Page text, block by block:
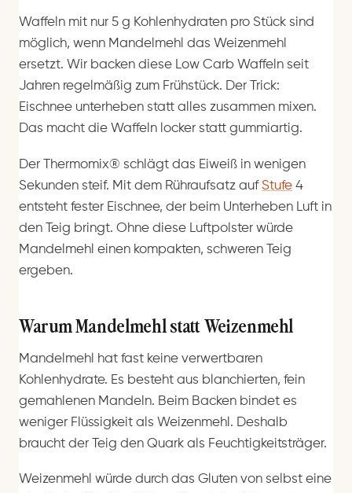
Waffeln mit nur 5 g Kohlenhydraten pro Stück sind
möglich, wenn Mandelmehl das Weizenmehl
ersetzt. Wir backen diese Low Carb Waffeln seit
Jahren regelmäßig zum Frühstück. Der Trick:
Eischnee unterheben statt alles zusammen mixen.
Das macht die Waffeln locker statt gummiartig.
Der Thermomix® schlägt das Eiweiß in wenigen
Sekunden steif. Mit dem Rühraufsatz aufStufe 4
entsteht fester Eischnee, der beim Unterheben Luft in
den Teig bringt. Ohne diese Luftpolster würde
Mandelmehl einen kompakten, schweren Teig
ergeben.
Warum Mandelmehl statt Weizenmehl
Mandelmehl hat fast keine verwertbaren
Kohlenhydrate. Es besteht aus blanchierten, fein
gemahlenen Mandeln. Beim Backen bindet es
weniger Flüssigkeit als Weizenmehl. Deshalb
braucht der Teig den Quark als Feuchtigkeitsträger.
Weizenmehl würde durch das Gluten von selbst eine